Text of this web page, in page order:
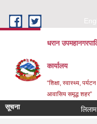
धरान
कार्यालय
“शिक्षा, स्वास्थ्य,
आवासिय समृद्ध शहर”
सूचना